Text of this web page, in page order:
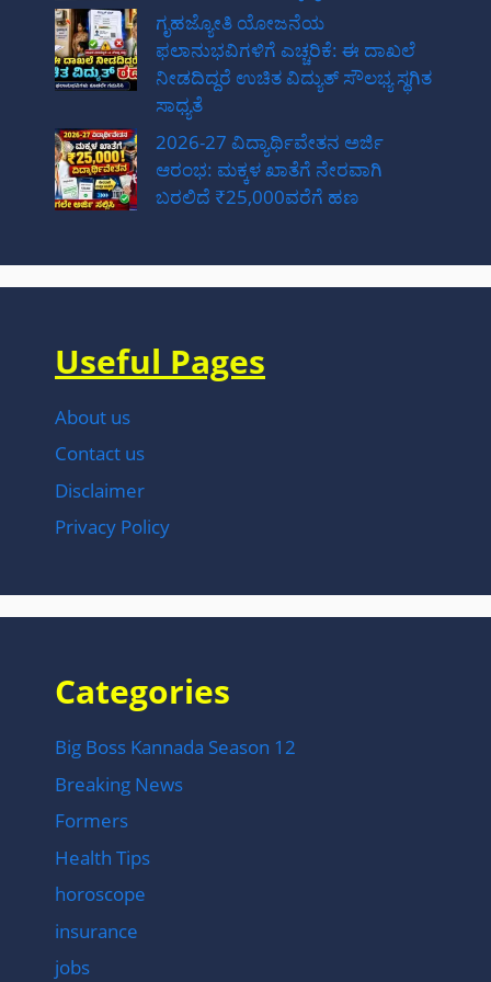
ಗೃಹಜ್ಯೋತಿ ಯೋಜನೆಯ
ಫಲಾನುಭವಿಗಳಿಗೆ ಎಚ್ಚರಿಕೆ: ಈ ದಾಖಲೆ
ನೀಡದಿದ್ದರೆ ಉಚಿತ ವಿದ್ಯುತ್ ಸೌಲಭ್ಯ ಸ್ಥಗಿತ
ಸಾಧ್ಯತೆ
2026-27 ವಿದ್ಯಾರ್ಥಿವೇತನ ಅರ್ಜಿ
ಆರಂಭ: ಮಕ್ಕಳ ಖಾತೆಗೆ ನೇರವಾಗಿ
ಬರಲಿದೆ ₹25,000ವರೆಗೆ ಹಣ
Useful Pages
About us
Contact us
Disclaimer
Privacy Policy
Categories
Big Boss Kannada Season 12
Breaking News
Formers
Health Tips
horoscope
insurance
jobs